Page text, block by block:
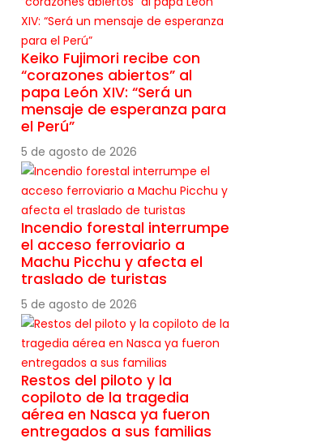
Keiko Fujimori recibe con
“corazones abiertos” al
papa León XIV: “Será un
mensaje de esperanza para
el Perú”
5 de agosto de 2026
Incendio forestal interrumpe
el acceso ferroviario a
Machu Picchu y afecta el
traslado de turistas
5 de agosto de 2026
Restos del piloto y la
copiloto de la tragedia
aérea en Nasca ya fueron
entregados a sus familias